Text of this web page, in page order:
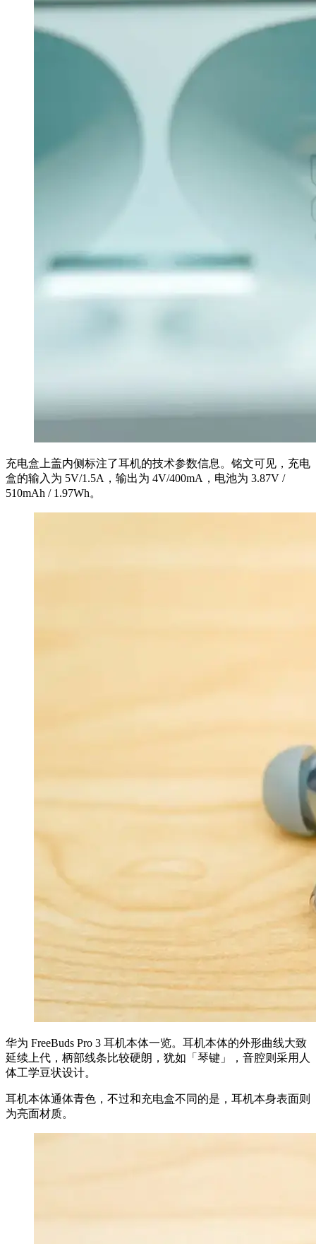
充电盒上盖内侧标注了耳机的技术参数信息。铭文可见，充电
盒的输入为 5V/1.5A，输出为 4V/400mA，电池为 3.87V /
510mAh / 1.97Wh。
华为 FreeBuds Pro 3 耳机本体一览。耳机本体的外形曲线大致
延续上代，柄部线条比较硬朗，犹如「琴键」，音腔则采用人
体工学豆状设计。
耳机本体通体青色，不过和充电盒不同的是，耳机本身表面则
为亮面材质。